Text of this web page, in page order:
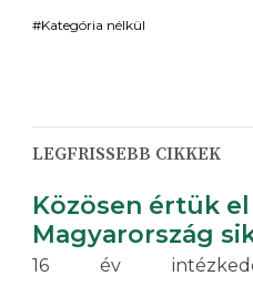
Kategória nélkül
LEGFRISSEBB CIKKEK
Közösen értük el
Magyarország
16 év